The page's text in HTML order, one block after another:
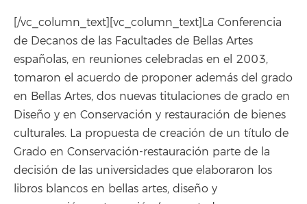
[/vc_column_text][vc_column_text]La Conferencia
de Decanos de las Facultades de Bellas Artes
españolas, en reuniones celebradas en el 2003,
tomaron el acuerdo de proponer además del grado
en Bellas Artes, dos nuevas titulaciones de grado en
Diseño y en Conservación y restauración de bienes
culturales. La propuesta de creación de un título de
Grado en Conservación-restauración parte de la
decisión de las universidades que elaboraron los
libros blancos en bellas artes, diseño y